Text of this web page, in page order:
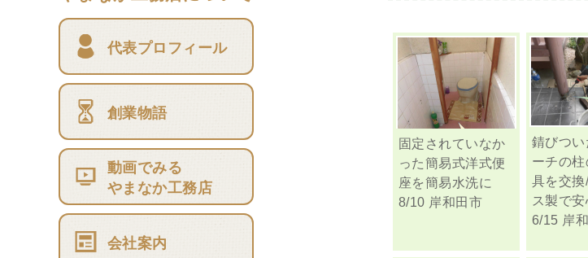
代表プロフィール
創業物語
動画でみる
やまなか工務店
会社案内
固定されていなか
った簡易式洋式便
座を簡易水洗に
8/10 岸和田市
錆びつ
ーチの
具を交
ス製で
6/15 岸